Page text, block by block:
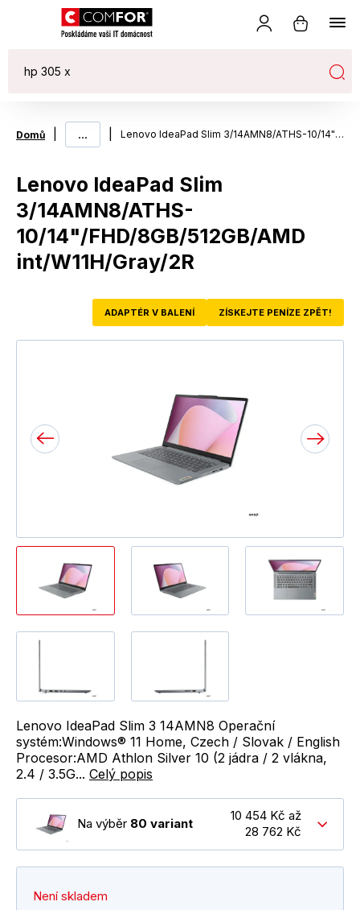
Domů ... Lenovo IdeaPad Slim 3/14AMN8/ATHS-10/14"/FHD/8GB/512GB/AMD int/W11H/Gray/2R
Lenovo IdeaPad Slim
3/14AMN8/ATHS-
10/14"/FHD/8GB/512GB/AMD
int/W11H/Gray/2R
ADAPTÉR V BALENÍ ZÍSKEJTE PENÍZE ZPĚT!
Lenovo IdeaPad Slim 3 14AMN8 Operační
systém:Windows® 11 Home, Czech / Slovak / English
Procesor:AMD Athlon Silver 10 (2 jádra / 2 vlákna,
2.4 / 3.5G... Celý popis
Na výběr 80 variant
10 454 Kč až
28 762 Kč
Není skladem